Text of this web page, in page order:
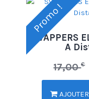
Promo !
SWAPPERS
A
17,00€